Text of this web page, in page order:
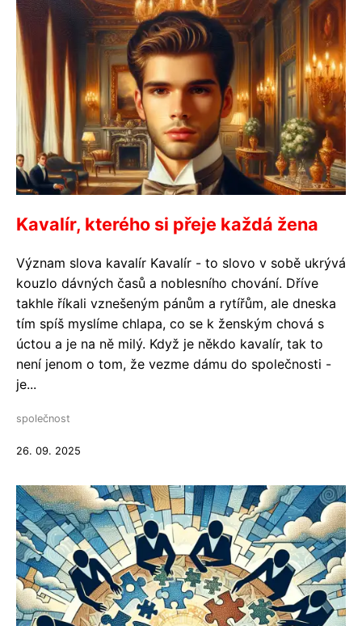
Kavalír, kterého si přeje každá žena
Význam slova kavalír Kavalír - to slovo v sobě ukrývá
kouzlo dávných časů a noblesního chování. Dříve
takhle říkali vznešeným pánům a rytířům, ale dneska
tím spíš myslíme chlapa, co se k ženským chová s
úctou a je na ně milý. Když je někdo kavalír, tak to
není jenom o tom, že vezme dámu do společnosti -
je...
společnost
26. 09. 2025